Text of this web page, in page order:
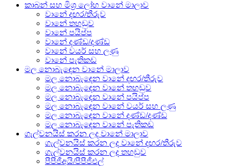
කාබන් සහ මිශ්‍ර ලෝහ වානේ මාලාව
වානේ දඟර/තීරුව
වානේ තහඩුව
වානේ පයිප්ප
වානේ දණ්ඩ/දණ්ඩ
වානේ වයර් සහ ලණු
වානේ පැතිකඩ
මල නොබැඳෙන වානේ මාලාව
මල නොබැඳෙන වානේ දඟර/තීරුව
මල නොබැඳෙන වානේ තහඩුව
මල නොබැඳෙන වානේ පයිප්ප
මල නොබැඳෙන වානේ වයර් සහ ලණු
මල නොබැඳෙන වානේ දණ්ඩ/දණ්ඩ
මල නොබැඳෙන වානේ පැතිකඩ
ගැල්වනයිස් කරන ලද වානේ මාලාව
ගැල්වනයිස් කරන ලද වානේ දඟර/තීරුව
ගැල්වනයිස් කරන ලද තහඩුව
පීපීජීඅයි/පීපීජීඑල්